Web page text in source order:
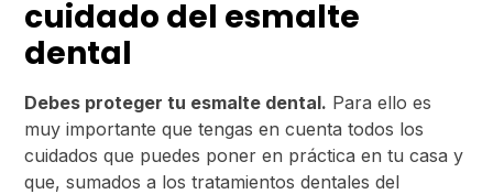
cuidado del esmalte
dental
Debes proteger tu esmalte dental. Para ello es
muy importante que tengas en cuenta todos los
cuidados que puedes poner en práctica en tu casa y
que, sumados a los tratamientos dentales del